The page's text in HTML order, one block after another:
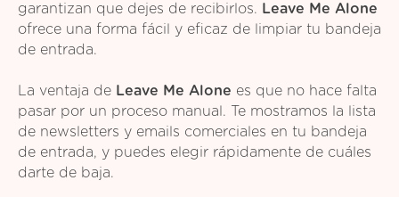
garantizan que dejes de recibirlos.
Leave Me Alone
ofrece una forma fácil y eficaz de limpiar tu bandeja
de entrada.
La ventaja de Leave Me Alone es que no hace falta
pasar por un proceso manual. Te mostramos la lista
de newsletters y emails comerciales en tu bandeja
de entrada, y puedes elegir rápidamente de cuáles
darte de baja.